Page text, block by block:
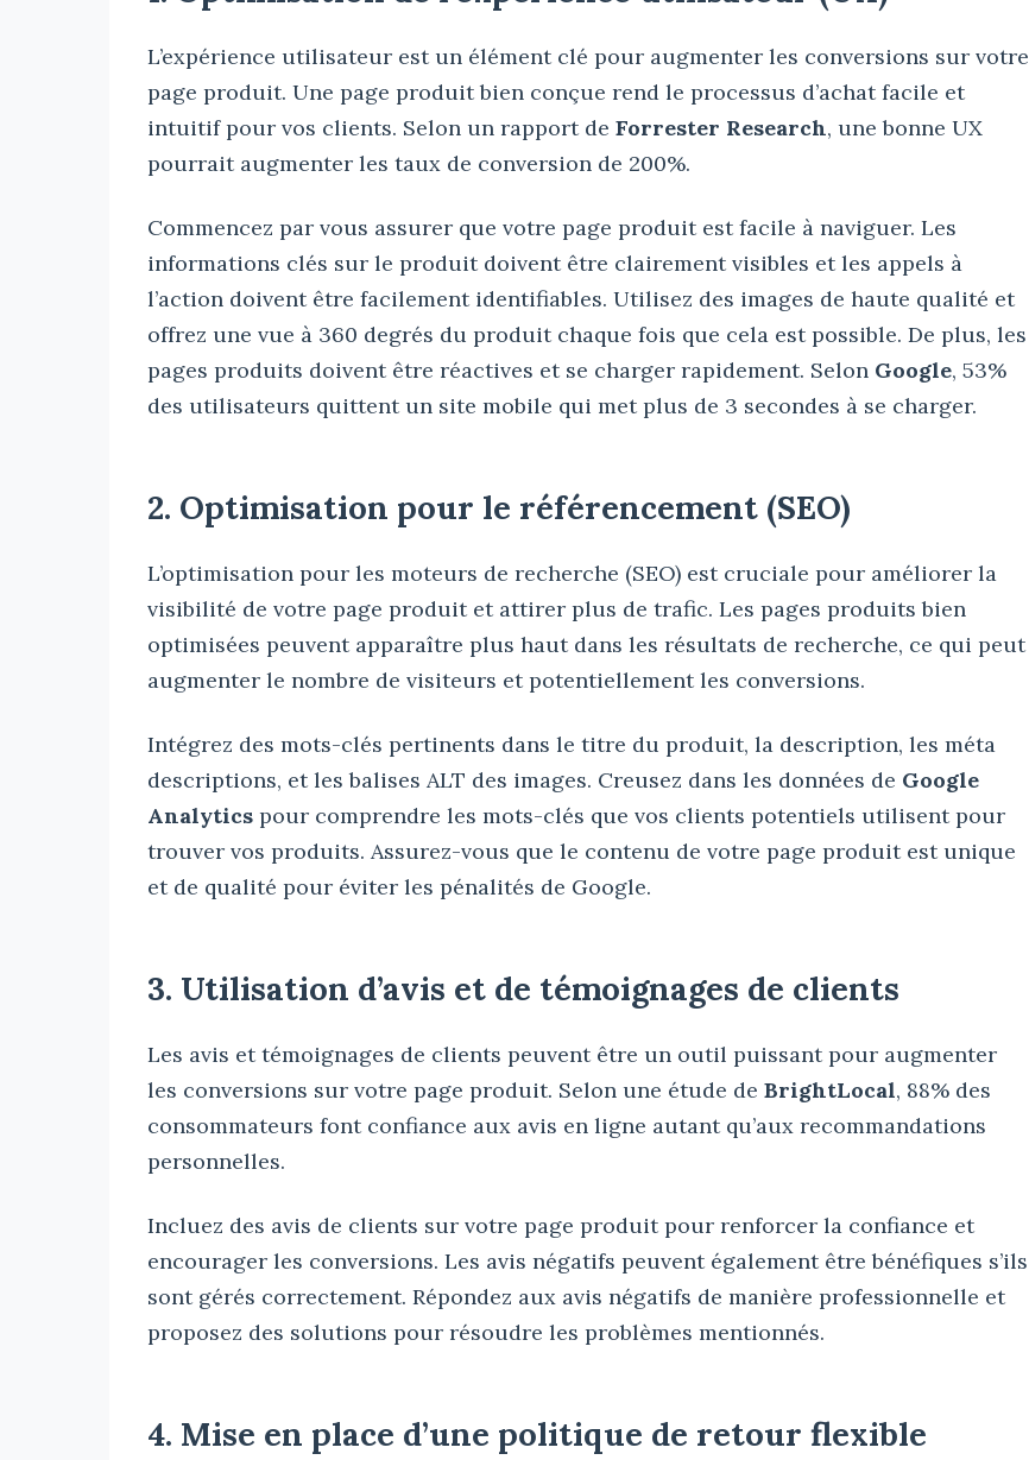
L’expérience utilisateur est un élément clé pour augmenter les conversions sur votre
page produit. Une page produit bien conçue rend le processus d’achat facile et
intuitif pour vos clients. Selon un rapport de Forrester Research, une bonne UX
pourrait augmenter les taux de conversion de 200%.
Commencez par vous assurer que votre page produit est facile à naviguer. Les
informations clés sur le produit doivent être clairement visibles et les appels à
l’action doivent être facilement identifiables. Utilisez des images de haute qualité et
offrez une vue à 360 degrés du produit chaque fois que cela est possible. De plus, les
pages produits doivent être réactives et se charger rapidement. Selon Google, 53%
des utilisateurs quittent un site mobile qui met plus de 3 secondes à se charger.
2. Optimisation pour le référencement (SEO)
L’optimisation pour les moteurs de recherche (SEO) est cruciale pour améliorer la
visibilité de votre page produit et attirer plus de trafic. Les pages produits bien
optimisées peuvent apparaître plus haut dans les résultats de recherche, ce qui peut
augmenter le nombre de visiteurs et potentiellement les conversions.
Intégrez des mots-clés pertinents dans le titre du produit, la description, les méta
descriptions, et les balises ALT des images. Creusez dans les données de Google
Analytics pour comprendre les mots-clés que vos clients potentiels utilisent pour
trouver vos produits. Assurez-vous que le contenu de votre page produit est unique
et de qualité pour éviter les pénalités de Google.
3. Utilisation d’avis et de témoignages de clients
Les avis et témoignages de clients peuvent être un outil puissant pour augmenter
les conversions sur votre page produit. Selon une étude de BrightLocal, 88% des
consommateurs font confiance aux avis en ligne autant qu’aux recommandations
personnelles.
Incluez des avis de clients sur votre page produit pour renforcer la confiance et
encourager les conversions. Les avis négatifs peuvent également être bénéfiques s’ils
sont gérés correctement. Répondez aux avis négatifs de manière professionnelle et
proposez des solutions pour résoudre les problèmes mentionnés.
4. Mise en place d’une politique de retour flexible